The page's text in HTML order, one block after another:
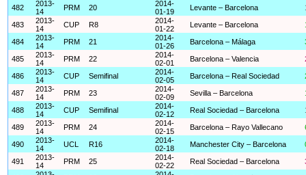
482
2013-
14
PRM 20
2014-
01-19
Levante – Barcelona
483
2013-
14
CUP R8
2014-
01-22
Levante – Barcelona
484
2013-
14
PRM 21
2014-
01-26
Barcelona – Málaga
485
2013-
14
PRM 22
2014-
02-01
Barcelona – Valencia
486
2013-
14
CUP Semifinal
2014-
02-05
Barcelona – Real Sociedad
487
2013-
14
PRM 23
2014-
02-09
Sevilla – Barcelona
488
2013-
14
CUP Semifinal
2014-
02-12
Real Sociedad – Barcelona
489
2013-
14
PRM 24
2014-
02-15
Barcelona – Rayo Vallecano
490
2013-
14
UCL R16
2014-
02-18
Manchester City – Barcelona
491
2013-
14
PRM 25
2014-
02-22
Real Sociedad – Barcelona